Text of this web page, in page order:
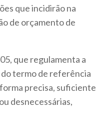
que incidirão na
de orçamento de
que regulamenta a
termo de referência
precisa, suficiente
desnecessárias,